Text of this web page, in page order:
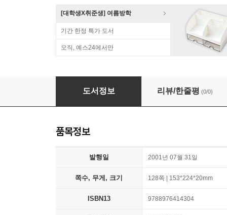
[대학생X취준생] 여름방학
기간 한정 특가 도서
오직, 예스24에서만
수사학의 철학
도서정보 리뷰/한줄평 (0/0)
품목정보
발행일 2001년 07월 31일
쪽수, 무게, 크기 128쪽 | 153*224*20mm
ISBN13 9788976414304